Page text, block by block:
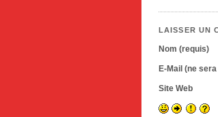
LAISSER UN
Nom (requis)
E-Mail (ne
Site Web